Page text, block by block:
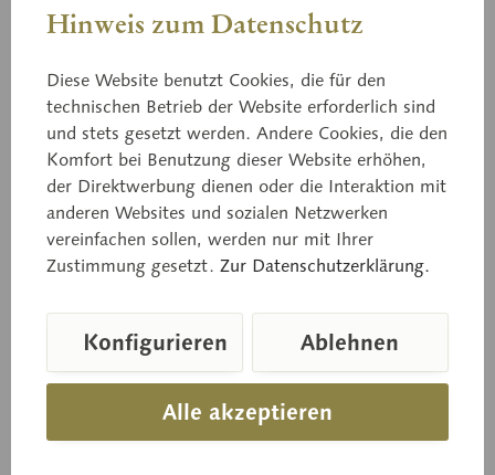
Bo 213
Grauer Lärchenröhrling
Preis auf Anfrage
Lieferzeit auf Anfrage
Hinweis zum Datenschutz
Diese Website benutzt Cookies, die für den
technischen Betrieb der Website erforderlich sind
und stets gesetzt werden. Andere Cookies, die den
Komfort bei Benutzung dieser Website erhöhen,
der Direktwerbung dienen oder die Interaktion mit
anderen Websites und sozialen Netzwerken
vereinfachen sollen, werden nur mit Ihrer
Zustimmung gesetzt. Zur Datenschutzerklärung.
Alle akzeptieren
Konfigurieren Ablehnen